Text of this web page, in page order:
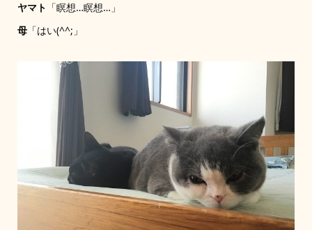
ヤマト 「瞑想…瞑想…」
母「はい(^^;」